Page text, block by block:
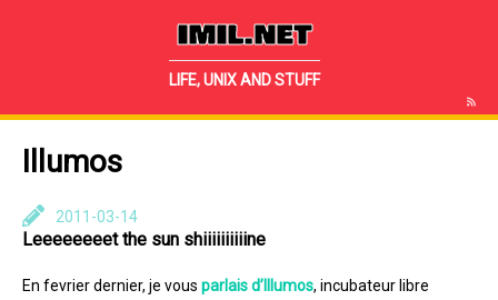
IMIL.NET
LIFE, UNIX AND STUFF
Illumos
2011-03-14
Leeeeeeeet the sun shiiiiiiiiiine
En fevrier dernier, je vous parlais d’Illumos, incubateur libre